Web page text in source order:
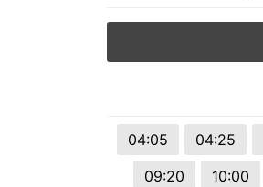
04:05 04:25
09:20
10:00